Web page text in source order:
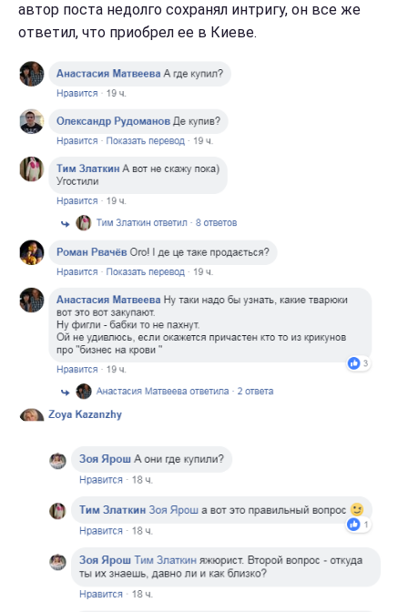
автор поста недолго сохранял интригу, он все же
ответил, что приобрел ее в Киеве.